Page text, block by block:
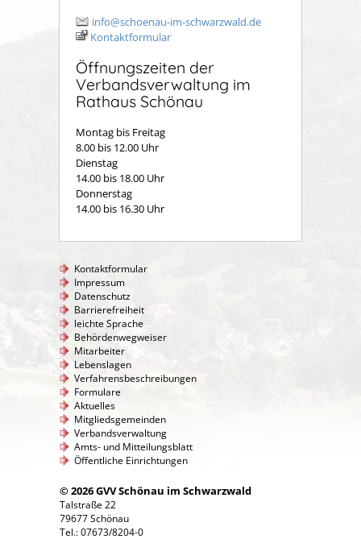
info@schoenau-im-schwarzwald.de
Kontaktformular
Öffnungszeiten der
Verbandsverwaltung im
Rathaus Schönau
Montag bis Freitag
8.00 bis 12.00 Uhr
Dienstag
14.00 bis 18.00 Uhr
Donnerstag
14.00 bis 16.30 Uhr
Kontaktformular
Impressum
Datenschutz
Barrierefreiheit
leichte Sprache
Behördenwegweiser
Mitarbeiter
Lebenslagen
Verfahrensbeschreibungen
Formulare
Aktuelles
Mitgliedsgemeinden
Verbandsverwaltung
Amts- und Mitteilungsblatt
Öffentliche Einrichtungen
© 2026 GVV Schönau im Schwarzwald
Talstraße 22
79677 Schönau
Tel.: 07673/8204-0